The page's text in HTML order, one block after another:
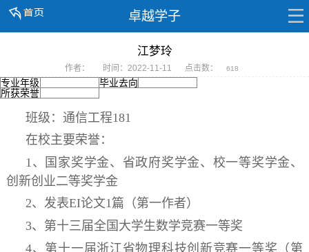
卓越学子
江梦玲
作者： 时间：2022-11-11 点击数： 618
专业年级
毕业去向
所获荣誉
班级：通信工程181
在校主要荣誉：
1、国家奖学金、省政府奖学金、校一等奖学金、
创新创业二等奖学金
2、发表EI论文1篇（第一作者）
3、第十三届全国大学生数学竞赛一等奖
4、第十一届浙江省物理科技创新竞赛一等奖（第